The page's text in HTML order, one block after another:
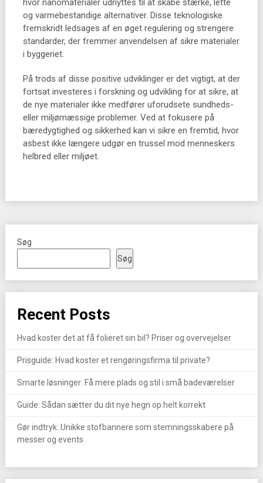
hvor nanomaterialer udnyttes til at skabe stærke, lette
og varmebestandige alternativer. Disse teknologiske
fremskridt ledsages af en øget regulering og strengere
standarder, der fremmer anvendelsen af sikre materialer
i byggeriet.
På trods af disse positive udviklinger er det vigtigt, at der
fortsat investeres i forskning og udvikling for at sikre, at
de nye materialer ikke medfører uforudsete sundheds-
eller miljømæssige problemer. Ved at fokusere på
bæredygtighed og sikkerhed kan vi sikre en fremtid, hvor
asbest ikke længere udgør en trussel mod menneskers
helbred eller miljøet.
Søg
Søg
Recent Posts
Hvad koster det at få folieret sin bil? Priser og overvejelser
Prisguide: Hvad koster et rengøringsfirma til private?
Smarte løsninger: Få mere plads og stil i små badeværelser
Guide: Sådan sætter du dit nye hegn op helt korrekt
Gør indtryk: Unikke stofbannere som stemningsskabere på
messer og events